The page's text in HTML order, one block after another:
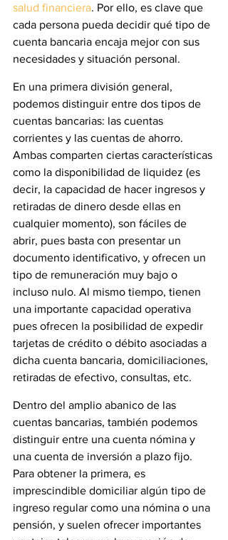
salud financiera. Por ello, es clave que
cada persona pueda decidir qué tipo de
cuenta bancaria encaja mejor con sus
necesidades y situación personal.
En una primera división general,
podemos distinguir entre dos tipos de
cuentas bancarias: las cuentas
corrientes y las cuentas de ahorro.
Ambas comparten ciertas características
como la disponibilidad de liquidez (es
decir, la capacidad de hacer ingresos y
retiradas de dinero desde ellas en
cualquier momento), son fáciles de
abrir, pues basta con presentar un
documento identificativo, y ofrecen un
tipo de remuneración muy bajo o
incluso nulo. Al mismo tiempo, tienen
una importante capacidad operativa
pues ofrecen la posibilidad de expedir
tarjetas de crédito o débito asociadas a
dicha cuenta bancaria, domiciliaciones,
retiradas de efectivo, consultas, etc.
Dentro del amplio abanico de las
cuentas bancarias, también podemos
distinguir entre una cuenta nómina y
una cuenta de inversión a plazo fijo.
Para obtener la primera, es
imprescindible domiciliar algún tipo de
ingreso regular como una nómina o una
pensión, y suelen ofrecer importantes